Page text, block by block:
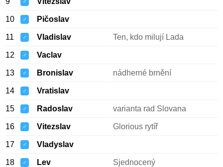
♂
10 ♂ Pičoslav
11 ♂ Vladislav Ten, kdo milují Lada
12 ♂ Vaclav
13 ♂ Bronislav nádherné brnění
14 ♂ Vratislav
15 ♂ Radoslav varianta rad Slovana
16 ♂ Vitezslav Glorious rytíř
17 ♂ Vladyslav
18 ♂ Lev Sjednocený